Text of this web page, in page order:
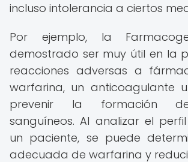
incluso intolerancia a ciertos
Por ejemplo, la
demostrado ser muy útil en la
reacciones adversas a
warfarina, un anticoagulante
prevenir la formación
sanguíneos. Al analizar el
un paciente, se puede
adecuada de warfarina y